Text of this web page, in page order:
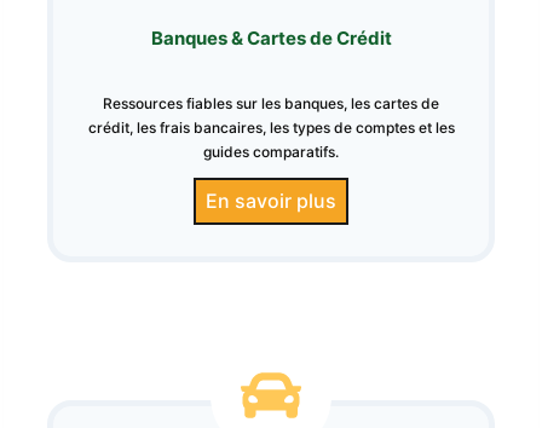
Banques & Cartes de Crédit
Ressources fiables sur les banques, les cartes de
crédit, les frais bancaires, les types de comptes et les
guides comparatifs.
En savoir plus